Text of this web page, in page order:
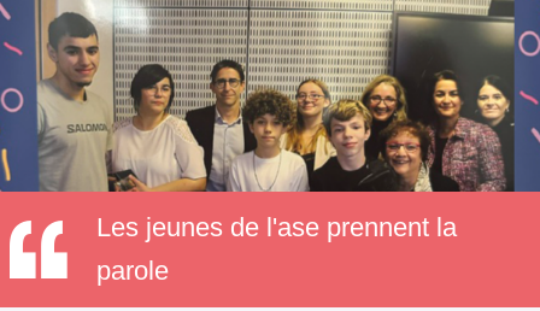
Les jeunes de l'ase prennent la
parole